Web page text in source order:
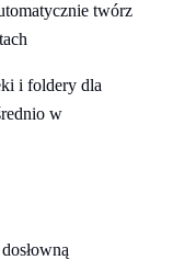
twórz
i foldery dla
w